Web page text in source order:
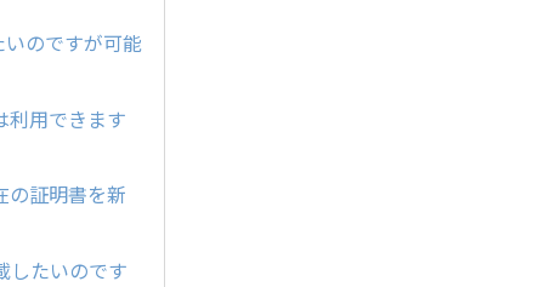
のですが可能
利用できます
の証明書を新
したいのです